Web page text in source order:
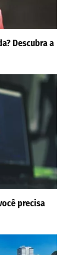
Descubra a
precisa